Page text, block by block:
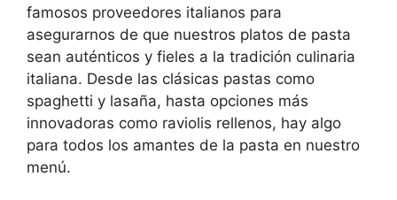
famosos proveedores italianos para
asegurarnos de que nuestros platos de pasta
sean auténticos y fieles a la tradición culinaria
italiana. Desde las clásicas pastas como
spaghetti y lasaña, hasta opciones más
innovadoras como raviolis rellenos, hay algo
para todos los amantes de la pasta en nuestro
menú.